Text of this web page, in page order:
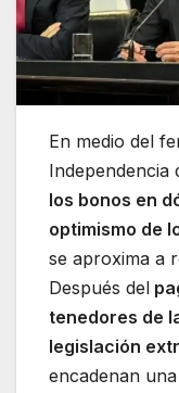
En medio del
Independencia
los bonos en
optimismo de
se aproxima a
Después del
tenedores de
legislación
encadenan